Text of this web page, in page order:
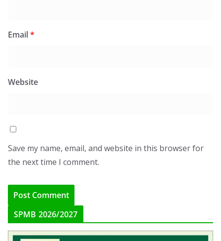
Email*
Website
Save my name, email, and website in this browser for
the next time I comment.
SPMB 2026/2027